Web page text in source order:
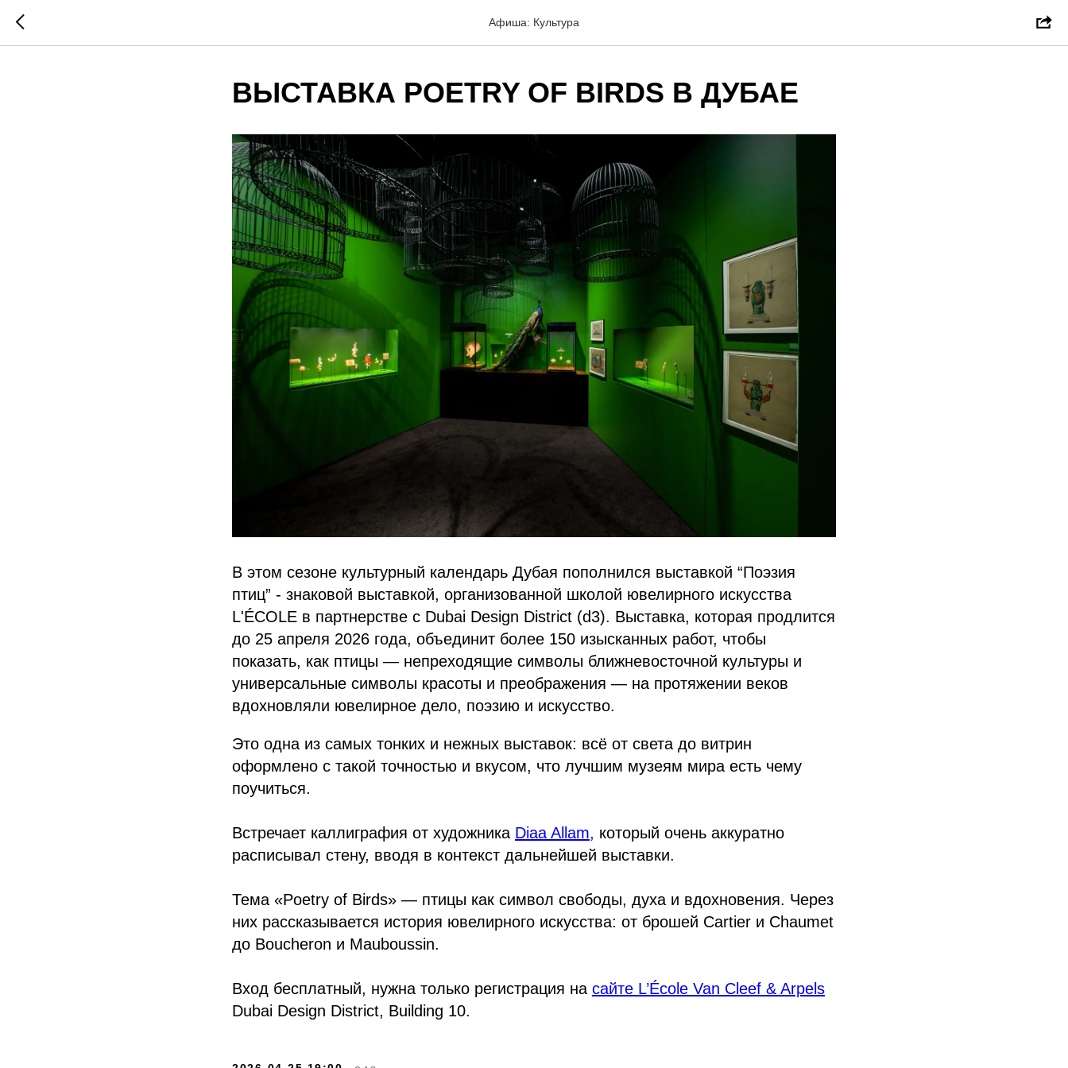
Афиша: Культура
ВЫСТАВКА POETRY OF BIRDS В ДУБАЕ
В этом сезоне культурный календарь Дубая пополнился выставкой “Поэзия
птиц” - знаковой выставкой, организованной школой ювелирного искусства
L'ÉCOLE в партнерстве с Dubai Design District (d3). Выставка, которая продлится
до 25 апреля 2026 года, объединит более 150 изысканных работ, чтобы
показать, как птицы — непреходящие символы ближневосточной культуры и
универсальные символы красоты и преображения — на протяжении веков
вдохновляли ювелирное дело, поэзию и искусство.
Это одна из самых тонких и нежных выставок: всё от света до витрин
оформлено с такой точностью и вкусом, что лучшим музеям мира есть чему
поучиться.
Встречает каллиграфия от художника Diaa Allam, который очень аккуратно
расписывал стену, вводя в контекст дальнейшей выставки.
Тема «Poetry of Birds» — птицы как символ свободы, духа и вдохновения. Через
них рассказывается история ювелирного искусства: от брошей Cartier и Chaumet
до Boucheron и Mauboussin.
Вход бесплатный, нужна только регистрация на сайте L’École Van Cleef & Arpels
Dubai Design District, Building 10.